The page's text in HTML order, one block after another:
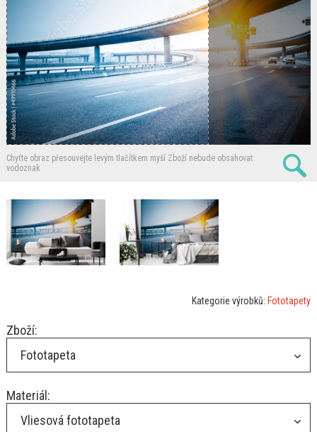
Chyťte obraz přesouvejte levým tlačítkem myší Zboží nebude obsahovat
vodoznak
Kategorie výrobků: Fototapety
Zboží:
Fototapeta
Materiál:
Vliesová fototapeta